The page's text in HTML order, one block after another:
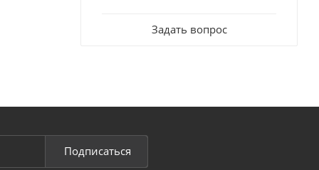
Задать вопрос
Подписаться